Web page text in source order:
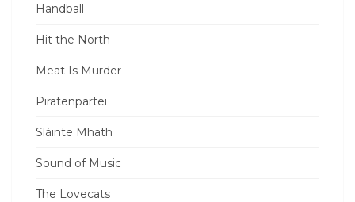
Handball
Hit the North
Meat Is Murder
Piratenpartei
Slàinte Mhath
Sound of Music
The Lovecats